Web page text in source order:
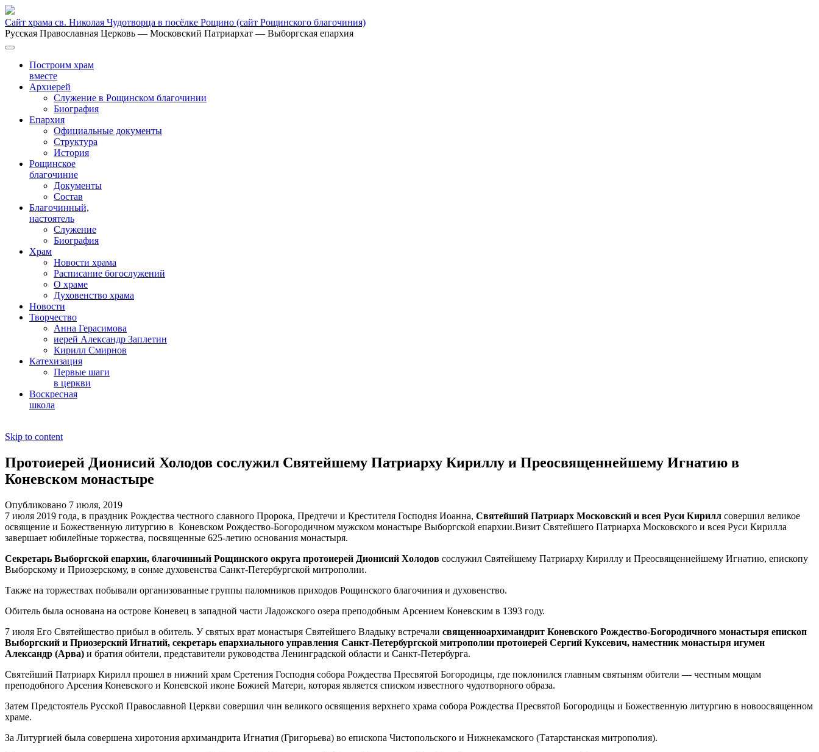
Сайт храма св. Николая Чудотворца в посёлке Рощино (сайт Рощинского благочиния)
Русская Православная Церковь — Московский Патриархат — Выборгская епархия
Построим храм
вместе
Архиерей
Служение в Рощинском благочинии
Биография
Епархия
Официальные документы
Структура
История
Рощинское
благочиние
Документы
Состав
Благочинный,
настоятель
Служение
Биография
Храм
Новости храма
Расписание богослужений
О храме
Духовенство храма
Новости
Творчество
Анна Герасимова
иерей Александр Заплетин
Кирилл Смирнов
Катехизация
Первые шаги
в церкви
Воскресная
школа
Skip to content
Протоиерей Дионисий Холодов сослужил Святейшему Патриарху Кириллу и Преосвященнейшему Игнатию в
Коневском монастыре
Опубликовано 7 июля, 2019
7 июля 2019 года, в праздник Рождества честного славного Пророка, Предтечи и Крестителя Господня Иоанна, Святейший Патриарх Московский и всея Руси Кирилл совершил великое
освящение и Божественную литургию в Коневском Рождество-Богородичном мужском монастыре Выборгской епархии.Визит Святейшего Патриарха Московского и всея Руси Кирилла
завершает юбилейные торжества, посвященные 625-летию основания монастыря.
Секретарь Выборгской епархии, благочинный Рощинского округа протоиерей Дионисий Холодов сослужил Святейшему Патриарху Кириллу и Преосвященнейшему Игнатию, епископу
Выборскому и Приозерскому, в сонме духовенства Санкт-Петербургской митрополии.
Также на торжествах побывали организованные группы паломников приходов Рощинского благочиния и духовенство.
Обитель была основана на острове Коневец в западной части Ладожского озера преподобным Арсением Коневским в 1393 году.
7 июля Его Святейшество прибыл в обитель. У святых врат монастыря Святейшего Владыку встречали священноархимандрит Коневского Рождество-Богородичного монастыря епископ
Выборгский и Приозерский Игнатий, секретарь епархиального управления Санкт-Петербургской митрополии протоиерей Сергий Куксевич, наместник монастыря игумен
Александр (Арва) и братия обители, представители руководства Ленинградской области и Санкт-Петербурга.
Святейший Патриарх Кирилл прошел в нижний храм Сретения Господня собора Рождества Пресвятой Богородицы, где поклонился главным святыням обители — честным мощам
преподобного Арсения Коневского и Коневской иконе Божией Матери, которая является списком известного чудотворного образа.
Затем Предстоятель Русской Православной Церкви совершил чин великого освящения верхнего храма собора Рождества Пресвятой Богородицы и Божественную литургию в новоосвященном
храме.
За Литургией была совершена хиротония архимандрита Игнатия (Григорьева) во епископа Чистопольского и Нижнекамского (Татарстанская митрополия).